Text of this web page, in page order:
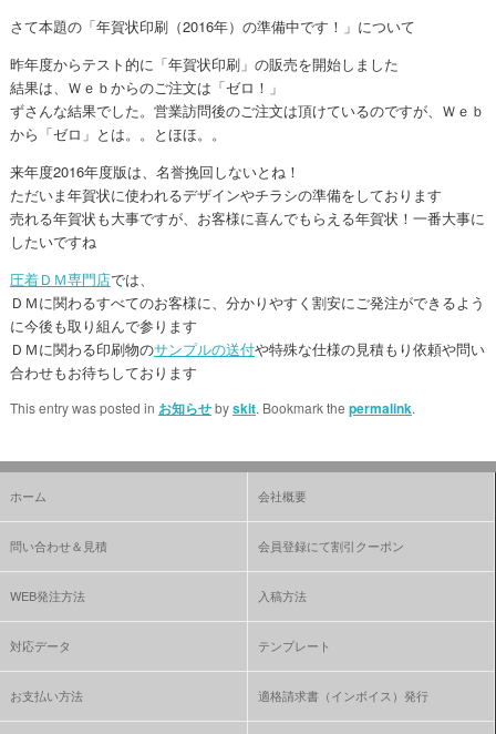
さて本題の「年賀状印刷（2016年）の準備中です！」について
昨年度からテスト的に「年賀状印刷」の販売を開始しました
結果は、Ｗｅｂからのご注文は「ゼロ！」
ずさんな結果でした。営業訪問後のご注文は頂けているのですが、Ｗｅｂ
から「ゼロ」とは。。とほほ。。
来年度2016年度版は、名誉挽回しないとね！
ただいま年賀状に使われるデザインやチラシの準備をしております
売れる年賀状も大事ですが、お客様に喜んでもらえる年賀状！一番大事に
したいですね
圧着ＤＭ専門店では、
ＤＭに関わるすべてのお客様に、分かりやすく割安にご発注ができるよう
に今後も取り組んで参ります
ＤＭに関わる印刷物のサンプルの送付や特殊な仕様の見積もり依頼や問い
合わせもお待ちしております
This entry was posted in お知らせbyskit. Bookmark the permalink.
ホーム 会社概要
問い合わせ＆見積 会員登録にて割引クーポン
WEB発注方法 入稿方法
対応データ テンプレート
お支払い方法 適格請求書（インボイス）発行